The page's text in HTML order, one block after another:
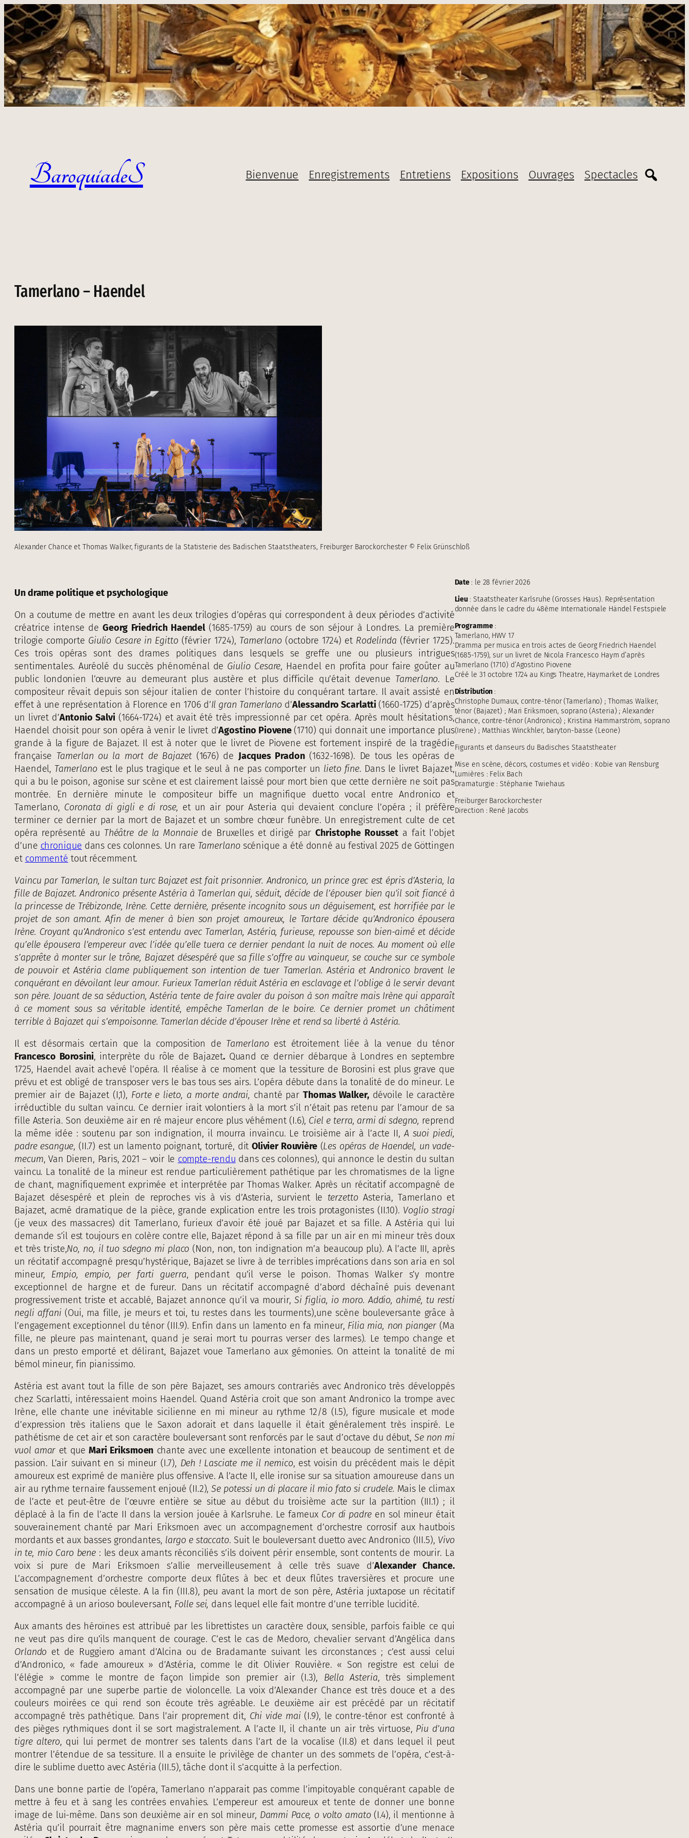
Aller au contenu
BaroquiadeS Bienvenue Enregistrements Entretiens Expositions Ouvrages Spectacles
Tamerlano – Haendel
Alexander Chance et Thomas Walker, figurants de la Statisterie des Badischen Staatstheaters, Freiburger Barockorchester © Felix Grünschloß
Un drame politique et psychologique
On a coutume de mettre en avant les deux trilogies d’opéras qui correspondent à deux périodes d’activité
créatrice intense de Georg Friedrich Haendel(1685-1759) au cours de son séjour à Londres. La première
trilogie comporte Giulio Cesare in Egitto(février 1724), Tamerlano(octobre 1724) et Rodelinda (février 1725).
Ces trois opéras sont des drames politiques dans lesquels se greffe une ou plusieurs intrigues
sentimentales. Auréolé du succès phénoménal de Giulio Cesare, Haendel en profita pour faire goûter au
public londonien l’œuvre au demeurant plus austère et plus difficile qu’était devenue Tamerlano. Le
compositeur rêvait depuis son séjour italien de conter l’histoire du conquérant tartare. Il avait assisté en
effet à une représentation à Florence en 1706 d’Il gran Tamerlano d’Alessandro Scarlatti (1660-1725) d’après
un livret d’Antonio Salvi(1664-1724) et avait été très impressionné par cet opéra. Après moult hésitations,
Haendel choisit pour son opéra à venir le livret d’Agostino Piovene (1710) qui donnait une importance plus
grande à la figure de Bajazet. Il est à noter que le livret de Piovene est fortement inspiré de la tragédie
française Tamerlan ou la mort de Bajazet (1676) de Jacques Pradon(1632-1698). De tous les opéras de
Haendel, Tamerlanoest le plus tragique et le seul à ne pas comporter un lieto fine. Dans le livret Bajazet,
qui a bu le poison, agonise sur scène et est clairement laissé pour mort bien que cette dernière ne soit pas
montrée. En dernière minute le compositeur biffe un magnifique duetto vocal entre Andronico et
Tamerlano, Coronata di gigli e di rose, et un air pour Asteria qui devaient conclure l’opéra ; il préfère
terminer ce dernier par la mort de Bajazet et un sombre chœur funèbre. Un enregistrement culte de cet
opéra représenté au Théâtre de la Monnaiede Bruxelles et dirigé parChristophe Rousset a fait l’objet
d’une chronique dans ces colonnes. Un rare Tamerlanoscénique a été donné au festival 2025 de Göttingen
et commenté tout récemment.
Vaincu par Tamerlan, le sultan turc Bajazet est fait prisonnier. Andronico, un prince grec est épris d’Asteria, la
fille de Bajazet. Andronico présente Astéria à Tamerlan qui, séduit, décide de l’épouser bien qu’il soit fiancé à
la princesse de Trébizonde, Irène. Cette dernière, présente incognito sous un déguisement, est horrifiée par le
projet de son amant.Afin de mener à bien son projet amoureux, le Tartaredécide qu’Andronico épousera
Irène. Croyant qu’Andronico s’est entendu avec Tamerlan, Astéria, furieuse, repousse son bien-aimé et décide
qu’elle épousera l’empereur avec l’idée qu’elle tuera ce dernier pendant la nuit de noces. Au moment où elle
s’apprête à monter sur le trône, Bajazet désespéré que sa fille s’offre au vainqueur, se couche sur ce symbole
de pouvoir et Astéria clame publiquement son intention de tuer Tamerlan. Astéria et Andronico bravent le
conquérant en dévoilant leur amour. Furieux Tamerlan réduit Astéria en esclavage et l’oblige à le servir devant
son père. Jouant de sa séduction, Astéria tente de faire avaler du poison à son maître mais Irène qui apparaît
à ce moment sous sa véritable identité, empêche Tamerlan de le boire. Ce dernier promet un châtiment
terrible à Bajazet qui s’empoisonne. Tamerlan décide d’épouser Irène et rend sa liberté à Astéria.
Il est désormais certain que la composition de Tamerlanoest étroitement liée à la venue du ténor
Francesco Borosini, interprète du rôle de Bajazet. Quand ce dernier débarque à Londres en septembre
1725, Haendel avait achevé l’opéra. Il réalise à ce moment que la tessiture de Borosini est plus grave que
prévu et est obligé de transposer vers le bas tous ses airs. L’opéra débute dans la tonalité de do mineur. Le
premier air de Bajazet (I,1), Forte e lieto, a morte andrai, chanté parThomas Walker,dévoile le caractère
irréductible du sultan vaincu. Ce dernier irait volontiers à la mort s’il n’était pas retenu par l’amour de sa
fille Asteria. Son deuxième air en ré majeur encore plus véhément (I.6), Ciel e terra, armi di sdegno, reprend
la même idée : soutenu par son indignation, il mourra invaincu. Le troisième air à l’acte II,A suoi piedi,
padre esangue, (II.7) est un lamento poignant, torturé, dit Olivier Rouvière(Les opéras de Haendel, un vade-
mecum, Van Dieren, Paris, 2021 – voir le compte-rendu dans ces colonnes), qui annonce le destin du sultan
vaincu. La tonalité de la mineur est rendue particulièrement pathétique par les chromatismes de la ligne
de chant, magnifiquement exprimée et interprétée par Thomas Walker. Après un récitatif accompagné de
Bajazet désespéré et plein de reproches vis à vis d’Asteria, survient le terzettoAsteria, Tamerlano et
Bajazet, acmé dramatique de la pièce, grande explication entre les trois protagonistes (II.10). Voglio stragi
(je veux des massacres) dit Tamerlano, furieux d’avoir été joué par Bajazet et sa fille. A Astéria qui lui
demande s’il est toujours en colère contre elle, Bajazet répond à sa fille par un air en mi mineur très doux
et très triste,No, no, il tuo sdegno mi placo (Non, non, ton indignation m’a beaucoup plu). A l’acte III, après
un récitatif accompagné presqu’hystérique, Bajazet se livre à de terribles imprécations dans son aria en sol
mineur, Empio, empio, per farti guerra, pendant qu’il verse le poison. Thomas Walker s’y montre
exceptionnel de hargne et de fureur. Dans un récitatif accompagné d’abord déchaîné puis devenant
progressivement triste et accablé, Bajazet annonce qu’il va mourir,Si figlia, io moro. Addio, ahimé, tu resti
negli affani (Oui, ma fille, je meurs et toi, tu restes dans les tourments),une scène bouleversante grâce à
l’engagement exceptionnel du ténor (III.9). Enfin dans un lamento en fa mineur, Filia mia, non pianger (Ma
fille, ne pleure pas maintenant, quand je serai mort tu pourras verser des larmes). Le tempo change et
dans un presto emporté et délirant, Bajazet voue Tamerlano aux gémonies. On atteint la tonalité de mi
bémol mineur, fin pianissimo.
Astéria est avant tout la fille de son père Bajazet, ses amours contrariés avec Andronico très développés
chez Scarlatti, intéressaient moins Haendel. Quand Astéria croit que son amant Andronico la trompe avec
Irène, elle chante une inévitable sicilienne en mi mineur au rythme 12/8 (I.5), figure musicale et mode
d’expression très italiens que le Saxon adorait et dans laquelle il était généralement très inspiré. Le
pathétisme de cet air et son caractère bouleversant sont renforcés par le saut d’octave du début,Se non mi
vuol amar et queMari Eriksmoen chante avec une excellente intonation et beaucoup de sentiment et de
passion. L’air suivant en si mineur (I.7), Deh ! Lasciate me il nemico, est voisin du précédent mais le dépit
amoureux est exprimé de manière plus offensive. A l’acte II, elle ironise sur sa situation amoureuse dans un
air au rythme ternaire faussement enjoué (II.2),Se potessi un di placare il mio fato si crudele. Mais le climax
de l’acte et peut-être de l’œuvre entière se situe au début du troisième acte sur la partition (III.1) ; il
déplacé à la fin de l’acte II dans la version jouée à Karlsruhe. Le fameux Cor di padre en sol mineur était
souverainement chanté par Mari Eriksmoen avec un accompagnement d’orchestre corrosif aux hautbois
mordants et aux basses grondantes, largo e staccato. Suit le bouleversant duetto avec Andronico (III.5), Vivo
in te, mio Caro bene : les deux amants réconciliés s’ils doivent périr ensemble, sont contents de mourir. La
voix si pure de Mari Eriksmoen s’allie merveilleusement à celle très suave d’Alexander Chance.
L’accompagnement d’orchestre comporte deux flûtes à bec et deux flûtes traversières et procure une
sensation de musique céleste. A la fin (III.8), peu avant la mort de son père, Astéria juxtapose un récitatif
accompagné à un arioso bouleversant, Folle sei, dans lequel elle fait montre d’une terrible lucidité.
Aux amants des héroïnes est attribué par les librettistes un caractère doux, sensible, parfois faible ce qui
ne veut pas dire qu’ils manquent de courage. C’est le cas de Medoro, chevalier servant d’Angélica dans
Orlando et de Ruggiero amant d’Alcina ou de Bradamante suivant les circonstances ; c’est aussi celui
d’Andronico, « fade amoureux » d’Astéria, comme le dit Olivier Rouvière. « Son registre est celui de
l’élégie » comme le montre de façon limpide son premier air (I.3), Bella Asteria, très simplement
accompagné par une superbe partie de violoncelle. La voix d’Alexander Chance est très douce et a des
couleurs moirées ce qui rend son écoute très agréable. Le deuxième air est précédé par un récitatif
accompagné très pathétique. Dans l’air proprement dit, Chi vide mai (I.9), le contre-ténor est confronté à
des pièges rythmiques dont il se sort magistralement. A l’acte II, il chante un air très virtuose, Piu d’una
tigre altero, qui lui permet de montrer ses talents dans l’art de la vocalise (II.8) et dans lequel il peut
montrer l’étendue de sa tessiture. Il a ensuite le privilège de chanter un des sommets de l’opéra, c’est-à-
dire le sublime duetto avec Astéria (III.5), tâche dont il s’acquitte à la perfection.
Dans une bonne partie de l’opéra, Tamerlano n’apparait pas comme l’impitoyable conquérant capable de
mettre à feu et à sang les contrées envahies. L’empereur est amoureux et tente de donner une bonne
image de lui-même. Dans son deuxième air en sol mineur, Dammi Pace, o volto amato (I.4), il mentionne à
Astéria qu’il pourrait être magnanime envers son père mais cette promesse est assortie d’une menace
Date: le 28 février 2026
Lieu: Staatstheater Karlsruhe (Grosses Haus). Représentation
donnée dans le cadre du 48ème Internationale Händel Festspiele
Programme:
Tamerlano, HWV 17
Dramma per musica en trois actes de Georg Friedrich Haendel
(1685-1759), sur un livret de Nicola Francesco Haym d’après
Tamerlano (1710) d’Agostino Piovene
Créé le 31 octobre 1724 au Kings Theatre, Haymarket de Londres
Distribution:
Christophe Dumaux, contre-ténor (Tamerlano) ; Thomas Walker,
ténor (Bajazet) ; Mari Eriksmoen, soprano (Asteria) ; Alexander
Chance, contre-ténor (Andronico) ; Kristina Hammarström, soprano
(Irene) ; Matthias Winckhler, baryton-basse (Leone)
Figurants et danseurs du Badisches Staatstheater
Mise en scène, décors, costumes et vidéo : Kobie van Rensburg
Lumières : Felix Bach
Dramaturgie : Stéphanie Twiehaus
Freiburger Barockorchester
Direction : René Jacobs